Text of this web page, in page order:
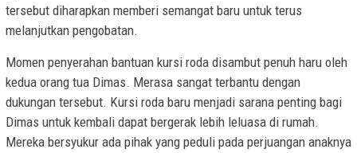
tersebut diharapkan memberi semangat baru untuk terus
melanjutkan pengobatan.
Momen penyerahan bantuan kursi roda disambut penuh haru oleh
kedua orang tua Dimas. Merasa sangat terbantu dengan
dukungan tersebut. Kursi roda baru menjadi sarana penting bagi
Dimas untuk kembali dapat bergerak lebih leluasa di rumah.
Mereka bersyukur ada pihak yang peduli pada perjuangan anaknya